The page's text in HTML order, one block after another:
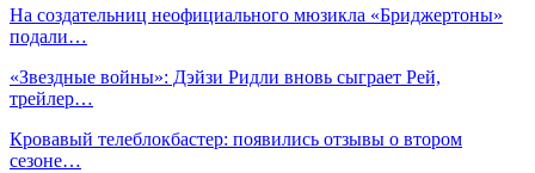
На создательниц неофициального мюзикла «Бриджертоны»
подали…
«Звездные войны»: Дэйзи Ридли вновь сыграет Рей,
трейлер…
Кровавый телеблокбастер: появились отзывы о втором
сезоне…